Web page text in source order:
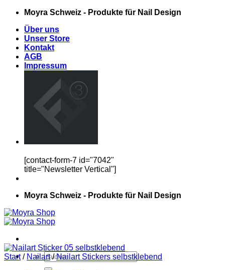
Zum
springen
Moyra Schweiz - Produkte für Nail Design
Über uns
Unser Store
Kontakt
AGB
Impressum
[contact-form-7 id="7042"
title="Newsletter Vertical"]
Moyra Schweiz - Produkte für Nail Design
Suchen
nach:
Start / Nailart / Nailart Stickers selbstklebend